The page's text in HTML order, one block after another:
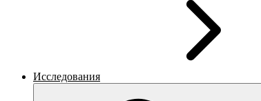
Исследования